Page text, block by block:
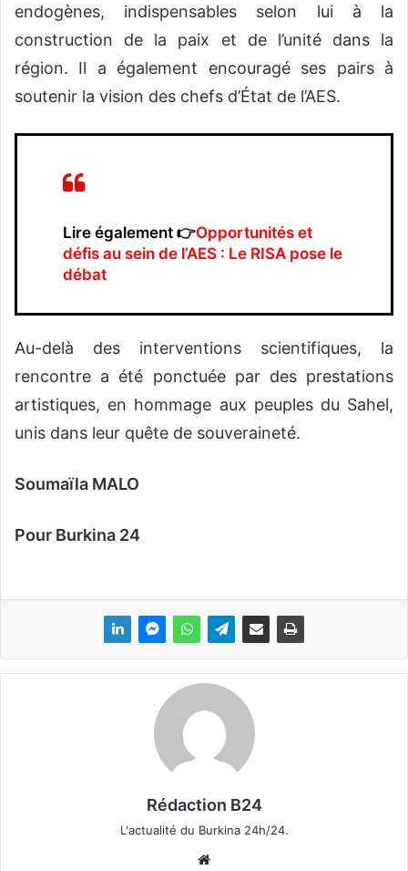
endogènes, indispensables selon lui à la
construction de la paix et de l’unité dans la
région. Il a également encouragé ses pairs à
soutenir la vision des chefs d’État de l’AES.
Lire également 👉Opportunités et
défis au sein de l’AES : Le RISA pose le
débat
Au-delà des interventions scientifiques, la
rencontre a été ponctuée par des prestations
artistiques, en hommage aux peuples du Sahel,
unis dans leur quête de souveraineté.
Soumaïla MALO
Pour Burkina 24
Rédaction B24
L'actualité du Burkina 24h/24.